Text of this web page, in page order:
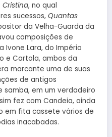
Cristina, no qual
sucessos, Quantas
da Velha-Guarda da
composições de
Ivone Lara, do Império
e Cartola, ambos da
marcante uma de suas
de antigos
samba, em um verdadeiro
fez com Candeia, ainda
em fita cassete vários de
inacabadas.